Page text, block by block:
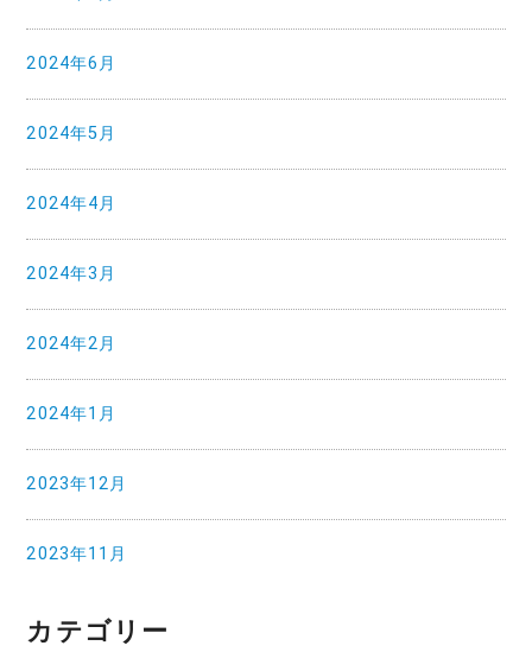
2024年6月
2024年5月
2024年4月
2024年3月
2024年2月
2024年1月
2023年12月
2023年11月
カテゴリー